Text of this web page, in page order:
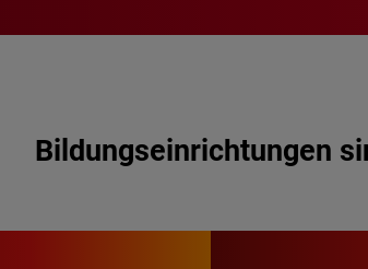
Bildungseinrichtungen